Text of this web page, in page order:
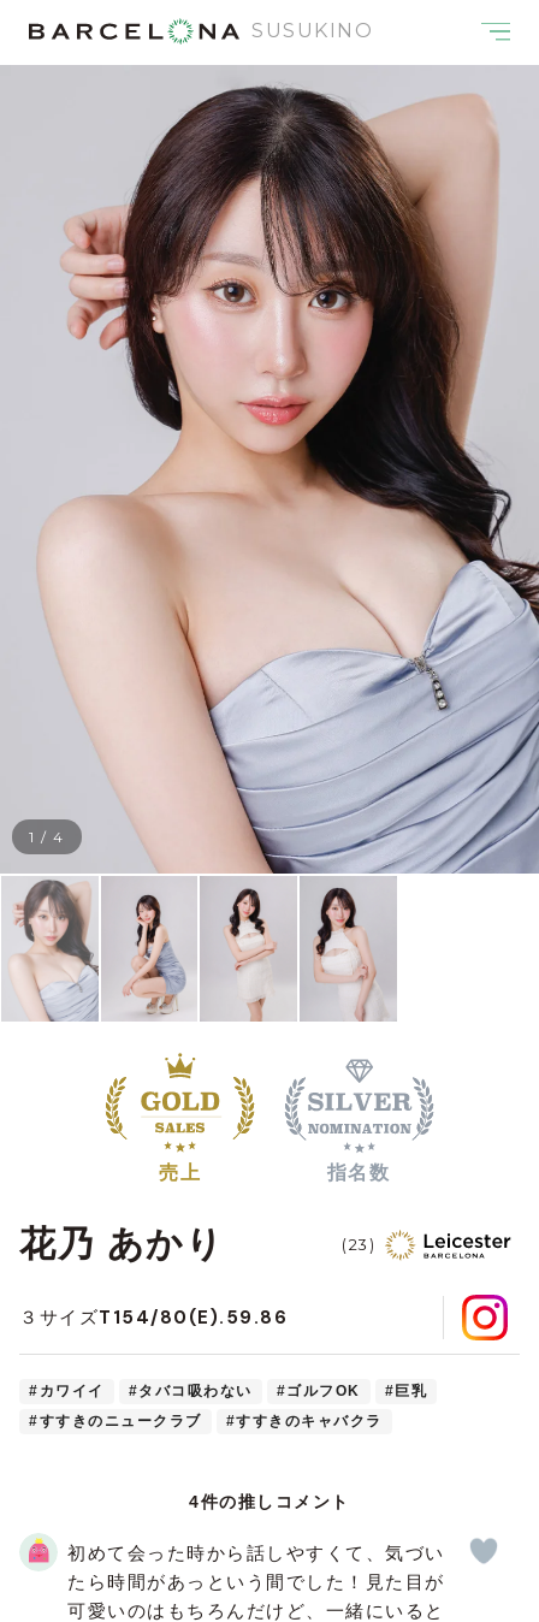
SUSUKINO
1 /4
売上 指名数
花乃 あかり (23)
３サイズT154/80(E).59.86
#カワイイ #タバコ吸わない #ゴルフOK
#巨乳
#すすきのニュークラブ
#すすきのキャバクラ
4件の推しコメント
初めて会った時から話しやすくて、気づい
たら時間があっという間でした！見た目が
可愛いのはもちろんだけど、一緒にいると